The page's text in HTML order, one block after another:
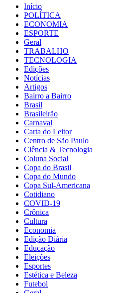
Início
POLÍTICA
ECONOMIA
ESPORTE
Geral
TRABALHO
TECNOLOGIA
Edições
Notícias
Artigos
Bairro a Bairro
Brasil
Brasileirão
Carnaval
Carta do Leitor
Centro de São Paulo
Ciência & Tecnologia
Coluna Social
Copa do Brasil
Copa do Mundo
Copa Sul-Americana
Cotidiano
COVID-19
Crônica
Cultura
Economia
Edição Diária
Educação
Eleições
Esportes
Estética e Beleza
Futebol